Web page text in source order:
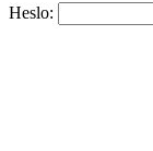
Heslo: